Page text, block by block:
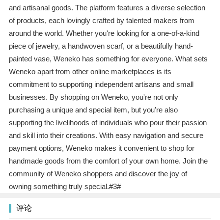
and artisanal goods. The platform features a diverse selection
of products, each lovingly crafted by talented makers from
around the world. Whether you're looking for a one-of-a-kind
piece of jewelry, a handwoven scarf, or a beautifully hand-
painted vase, Weneko has something for everyone. What sets
Weneko apart from other online marketplaces is its
commitment to supporting independent artisans and small
businesses. By shopping on Weneko, you're not only
purchasing a unique and special item, but you're also
supporting the livelihoods of individuals who pour their passion
and skill into their creations. With easy navigation and secure
payment options, Weneko makes it convenient to shop for
handmade goods from the comfort of your own home. Join the
community of Weneko shoppers and discover the joy of
owning something truly special.#3#
评论